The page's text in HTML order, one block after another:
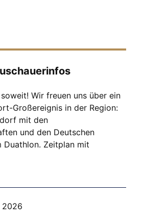
Wir freuen uns über ein
Großereignis in der Region:
mit den
und den Deutschen
Duathlon. Zeitplan mit
2026